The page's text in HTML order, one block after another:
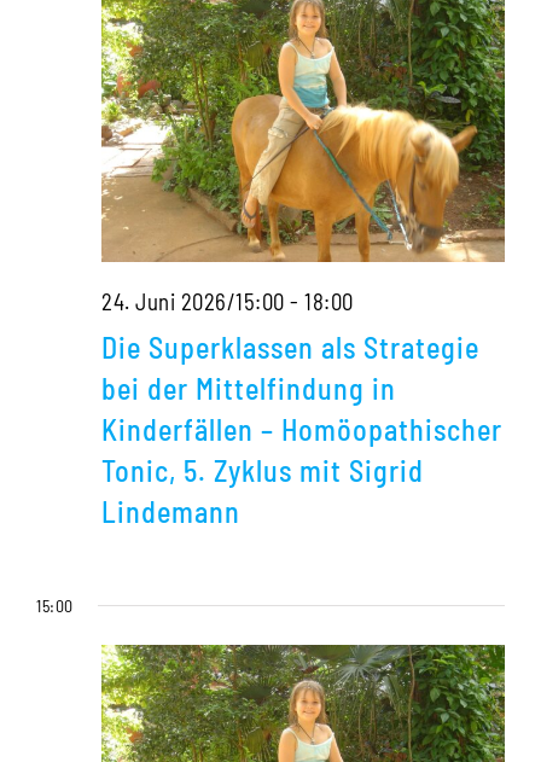
zur
Die Superklassen als Strategie
bei der Mittelfindung in
Kinderfällen – Homöopathischer
Tonic, 5. Zyklus mit Sigrid
Lindemann
24. Juni 2026/15:00 - 18:00
Superklassen
als
Strategie
bei
–
Homöopathischer
Tonic,
15:00